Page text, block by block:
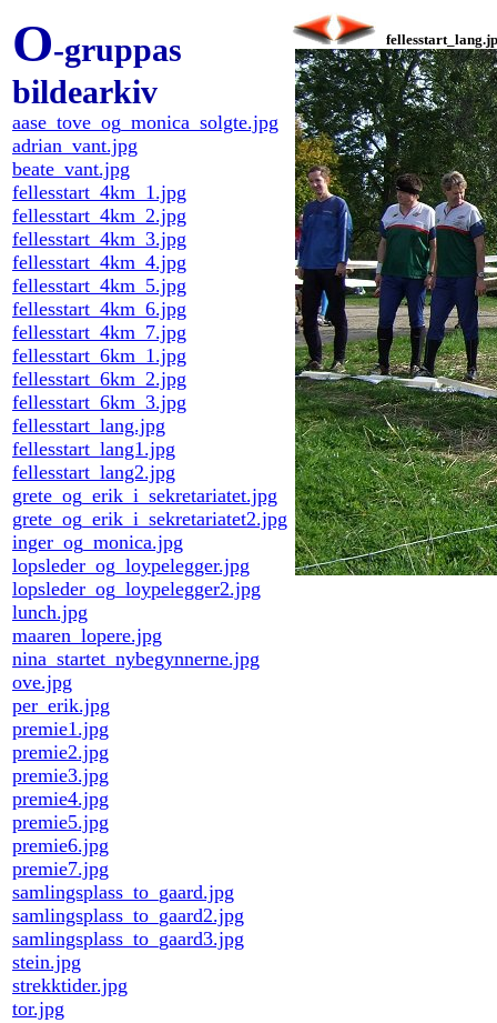
O-gruppas
bildearkiv
aase_tove_og_monica_solgte.jpg
adrian_vant.jpg
beate_vant.jpg
fellesstart_4km_1.jpg
fellesstart_4km_2.jpg
fellesstart_4km_3.jpg
fellesstart_4km_4.jpg
fellesstart_4km_5.jpg
fellesstart_4km_6.jpg
fellesstart_4km_7.jpg
fellesstart_6km_1.jpg
fellesstart_6km_2.jpg
fellesstart_6km_3.jpg
fellesstart_lang.jpg
fellesstart_lang1.jpg
fellesstart_lang2.jpg
grete_og_erik_i_sekretariatet.jpg
grete_og_erik_i_sekretariatet2.jpg
inger_og_monica.jpg
lopsleder_og_loypelegger.jpg
lopsleder_og_loypelegger2.jpg
lunch.jpg
maaren_lopere.jpg
nina_startet_nybegynnerne.jpg
ove.jpg
per_erik.jpg
premie1.jpg
premie2.jpg
premie3.jpg
premie4.jpg
premie5.jpg
premie6.jpg
premie7.jpg
samlingsplass_to_gaard.jpg
samlingsplass_to_gaard2.jpg
samlingsplass_to_gaard3.jpg
stein.jpg
strekktider.jpg
tor.jpg